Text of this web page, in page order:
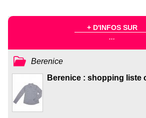
+ D'INFOS SUR
...
Berenice
Berenice : shopping liste